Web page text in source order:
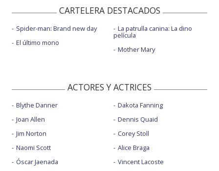
CARTELERA DESTACADOS
Spider-man: Brand new day
El último mono
La patrulla canina: La dino
película
Mother Mary
ACTORES Y ACTRICES
Blythe Danner
Joan Allen
Jim Norton
Naomi Scott
Óscar Jaenada
Dakota Fanning
Dennis Quaid
Corey Stoll
Alice Braga
Vincent Lacoste